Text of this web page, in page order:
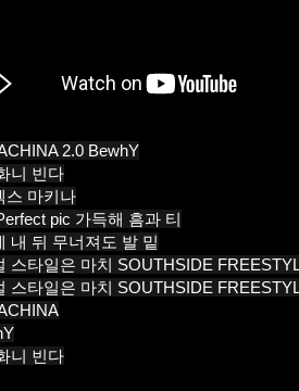
2.0 BewhY
니 빈다
스 마키나
pic 가득해 흠과 티
내 뒤 무너져도 발 밑
스타일은 마치 SOUTHSIDE
스타일은 마치 SOUTHSIDE
니 빈다